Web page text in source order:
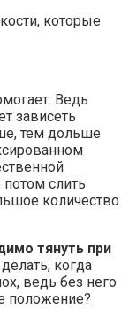
Ведь
зависеть
тем дольше
слить
количество
тянуть при
когда
ведь без него
положение?